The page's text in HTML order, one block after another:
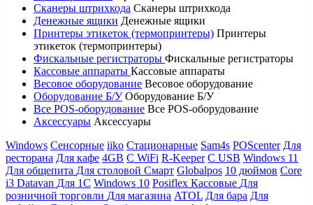
Сканеры штрихкода Сканеры штрихкода
Денежные ящики Денежные ящики
Принтеры этикеток (термопринтеры) Принтеры
этикеток (термопринтеры)
Фискальные регистраторы Фискальные регистраторы
Кассовые аппараты Кассовые аппараты
Весовое оборудование Весовое оборудование
Оборудование Б/У Оборудование Б/У
Все POS-оборудование Все POS-оборудование
Аксессуары Аксессуары
Windows Сенсорные iiko Стационарные Sam4s POScenter Для
ресторана Для кафе 4GB С WiFi R-Keeper С USB Windows 11
Для общепита Для столовой Смарт Globalpos 10 дюймов Core
i3 Datavan Для 1С Windows 10 Posiflex Кассовые Для
розничной торговли Для магазина ATOL Для бара Для